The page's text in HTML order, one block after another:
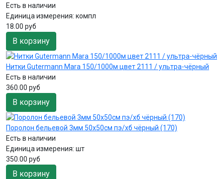
Есть в наличии
Единица измерения: компл
18.00 руб
В корзину
Нитки Gutermann Mara 150/1000м цвет 2111 / ультра-чёрный
Есть в наличии
360.00 руб
В корзину
Поролон бельевой 3мм 50х50см пэ/хб чёрный (170)
Есть в наличии
Единица измерения: шт
350.00 руб
В корзину